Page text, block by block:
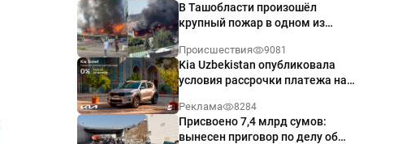
В Ташобласти произошёл
крупный пожар в одном из
Происшествия 9081
Kia Uzbekistan опубликовала
условия рассрочки платежа на
годовых
Реклама 8284
Присвоено 7,4 млрд сумов:
вынесен приговор по делу об